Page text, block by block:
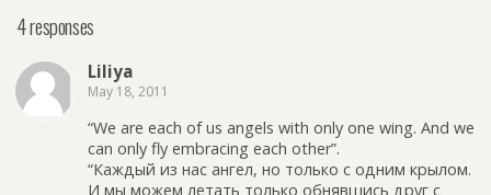
4 responses
Liliya
May 18, 2011
“We are each of us angels with only one wing. And we
can only fly embracing each other”.
“Каждый из нас ангел, но только с одним крылом.
И мы можем летать только обнявшись друг с